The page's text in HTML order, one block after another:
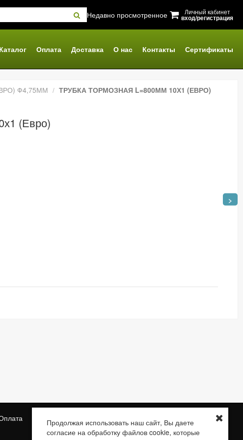
Недавно просмотренное Личный кабинет
вход/регистрация
Каталог Оплата Доставка О нас Контакты Сертификаты
>
Ф4,75ММ ТРУБКА ТОРМОЗНАЯ L=800ММ 10Х1 (ЕВРО)
(Евро)
Доставка
Сертификаты
E-mail:braketube.info@braketube.ru
Продолжая использовать наш сайт, Вы даете
согласие на обработку файлов cookie, которые